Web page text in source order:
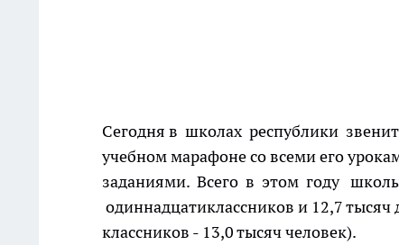
Сегодня в школах республики
учебном марафоне со всеми его
заданиями. Всего в этом году
одиннадцатиклассников и 12,7 тысяч
классников - 13,0 тысяч человек).